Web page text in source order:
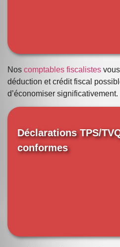
Nos comptables fiscalistes
déduction et crédit fiscal
d’économiser significativement.
Déclarations TPS/
conformes